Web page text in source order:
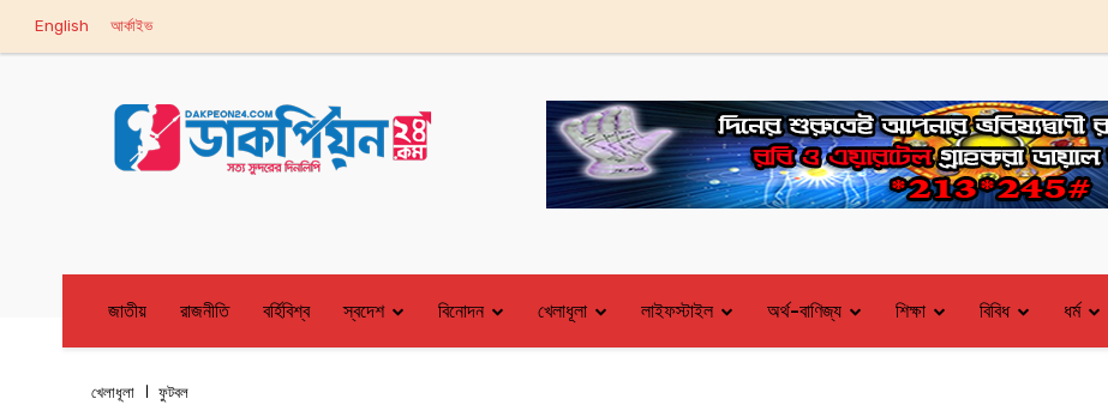
English আর্কাইভ
জাতীয় রাজনীতি বর্হিবিশ্ব স্বদেশ বিনোদন খেলাধূলা লাইফস্টাইল অর্থ-বাণিজ্য শিক্ষা বিবিধ ধর্ম
খেলাধূলা ফুটবল